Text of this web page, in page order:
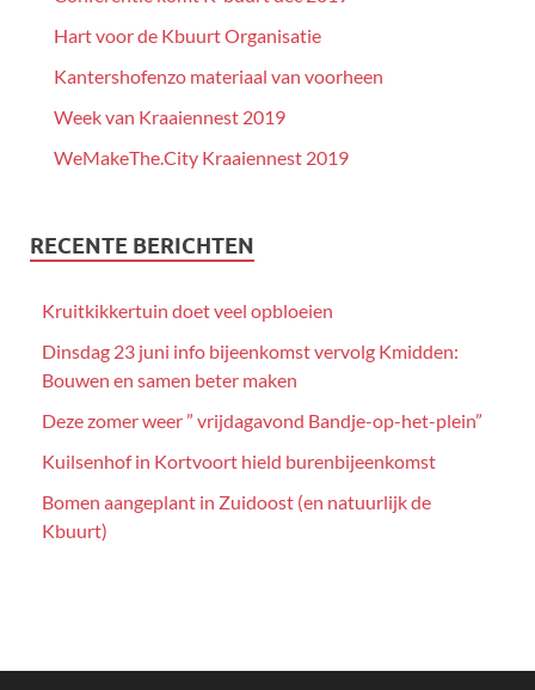
Hart voor de Kbuurt Organisatie
Kantershofenzo materiaal van voorheen
Week van Kraaiennest 2019
WeMakeThe.City Kraaiennest 2019
RECENTE BERICHTEN
Kruitkikkertuin doet veel opbloeien
Dinsdag 23 juni info bijeenkomst vervolg Kmidden:
Bouwen en samen beter maken
Deze zomer weer ” vrijdagavond Bandje-op-het-plein”
Kuilsenhof in Kortvoort hield burenbijeenkomst
Bomen aangeplant in Zuidoost (en natuurlijk de
Kbuurt)